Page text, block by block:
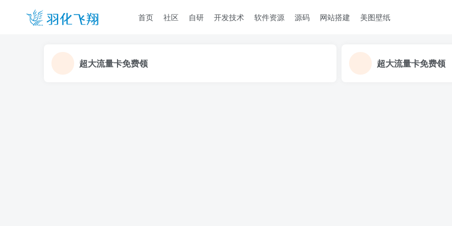
首页 社区 自研 开发技术 软件资源 源码 网站搭建 美图壁纸
超大流量卡免费领 超大流量卡免费领